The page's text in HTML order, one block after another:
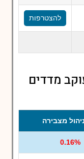
להצטרפות
מדדים
מצבירה
0.16%